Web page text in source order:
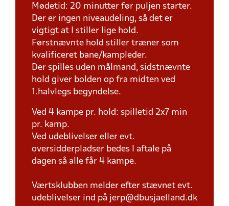
Mødetid: 20 minutter før puljen starter.
Der er ingen niveaudeling, så det er
vigtigt at I stiller lige hold.
Førstnævnte hold stiller træner som
kvalificeret bane/kampleder.
Der spilles uden målmand, sidstnævnte
hold giver bolden op fra midten ved
1.halvlegs begyndelse.
Ved 4 kampe pr. hold: spilletid 2x7 min
pr. kamp.
Ved udeblivelser eller evt.
oversidderpladser bedes I aftale på
dagen så alle får 4 kampe.
Værtsklubben melder efter stævnet evt.
udeblivelser ind på jerp@dbusjaelland.dk